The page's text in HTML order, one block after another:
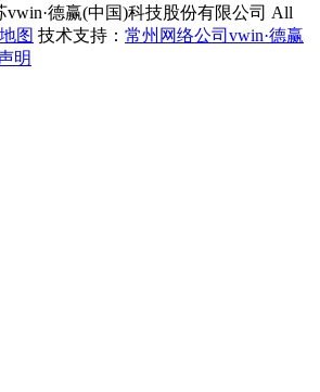
vwin·德赢(中国)科技股份有限公司 All
图 技术支持： 常州网络公司vwin·德赢
明